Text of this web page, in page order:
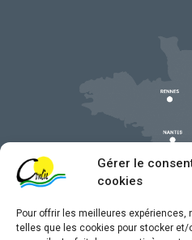
Gérer le
cookies
Pour offrir les meilleures
telles que les cookies pour stocker